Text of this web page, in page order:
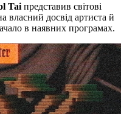
Tai представив світові
власний досвід артиста й
в наявних програмах.